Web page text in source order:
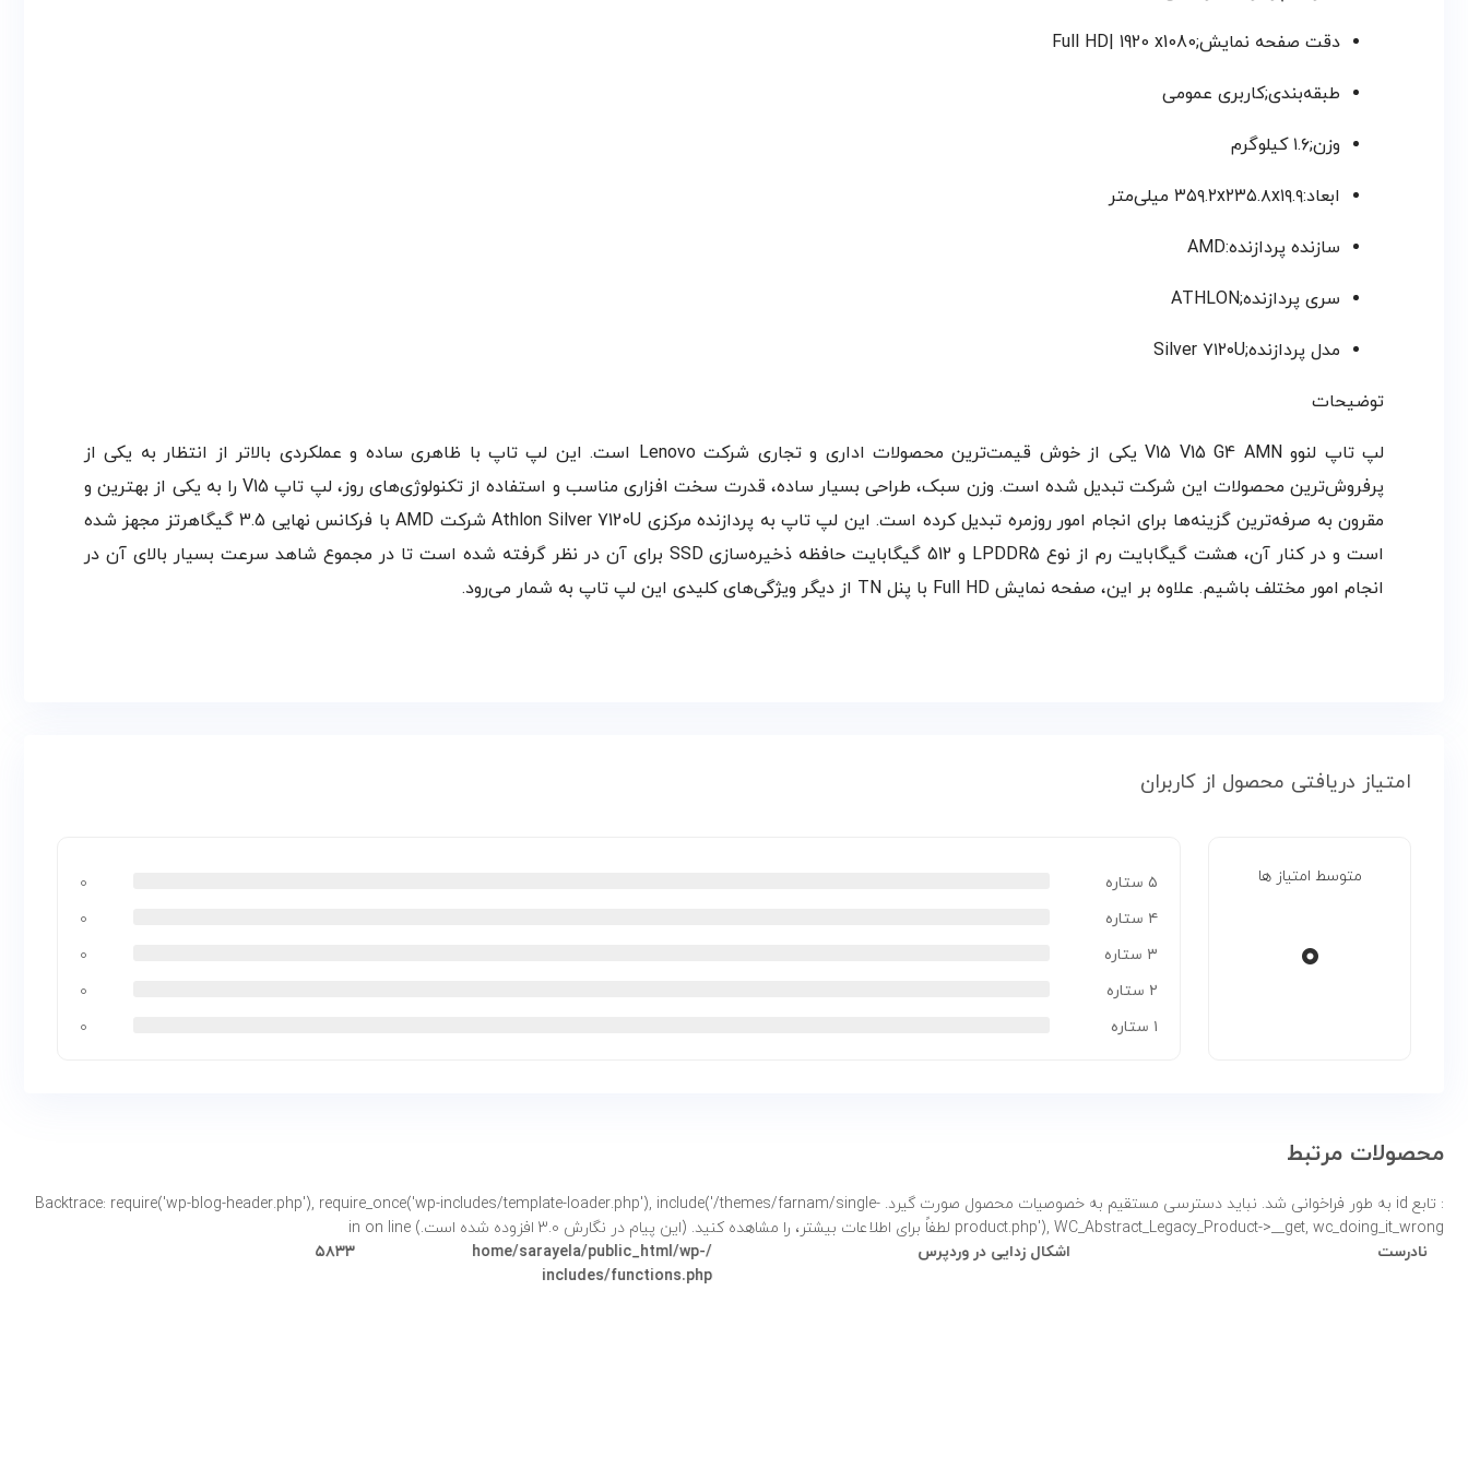
دقت صفحه نمایش;Full HD| 1920 x1080
طبقه‌بندی;کاربری عمومی
وزن;۱.۶ کیلوگرم
ابعاد:۳۵۹.۲x۲۳۵.۸x۱۹.۹ میلی‌متر
سازنده پردازنده:AMD
سری پردازنده;ATHLON
مدل پردازنده;Silver ۷۱۲۰U
توضیحات
لپ تاپ لنوو V15 V15 G4 AMN یکی از خوش قیمت‌ترین محصولات اداری و تجاری شرکت Lenovo است. این لپ تاپ با ظاهری ساده و عملکردی بالاتر از انتظار به یکی از
پرفروش‌ترین محصولات این شرکت تبدیل شده است. وزن سبک، طراحی بسیار ساده، قدرت سخت افزاری مناسب و استفاده از تکنولوژی‌های روز، لپ تاپ V15 را به یکی از بهترین و
مقرون به صرفه‌ترین گزینه‌ها برای انجام امور روزمره تبدیل کرده است. این لپ تاپ به پردازنده مرکزی Athlon Silver 7120U شرکت AMD با فرکانس نهایی 3.5 گیگاهرتز مجهز شده
است و در کنار آن، هشت گیگابایت رم از نوع LPDDR5 و 512 گیگابایت حافظه ذخیره‌سازی SSD برای آن در نظر گرفته شده است تا در مجموع شاهد سرعت بسیار بالای آن در
انجام امور مختلف باشیم. علاوه بر این، صفحه نمایش Full HD با پنل TN از دیگر ویژگی‌های کلیدی این لپ تاپ به شمار می‌رود.
امتیاز دریافتی محصول از کاربران
متوسط امتیاز ها
۰
۵ ستاره
۰
۴ ستاره
۰
۳ ستاره
۰
۲ ستاره
۰
۱ ستاره
۰
محصولات مرتبط
: تابع id به طور
فراخوانی شد. نباید دسترسی مستقیم به خصوصیات محصول صورت گیرد. Backtrace: require('wp-blog-header.php'), require_once('wp-includes/template-loader.php'), include('/themes/farnam/single-
product.php'), WC_Abstract_Legacy_Product->__get, wc_doing_it_wrong لطفاً برای اطلاعات بیشتر،
را مشاهده کنید. (این پیام در نگارش 3.0 افزوده شده است.) in
on line
نادرست
اشکال زدایی در وردپرس
/home/sarayela/public_html/wp-
includes/functions.php
۵۸۳۳